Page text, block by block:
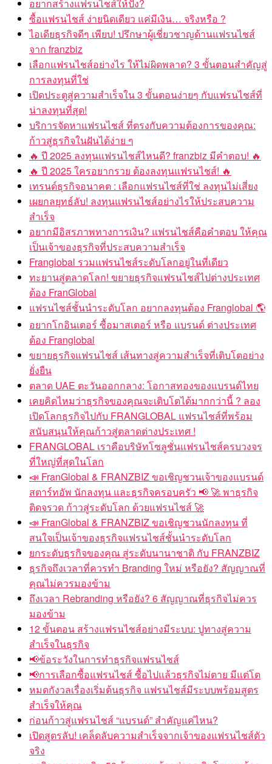
อยากสร้างแฟรนไชส์ให้ปัง?
ซื้อแฟรนไชส์ ง่ายนิดเดียว แค่มีเงิน… จริงหรือ ?
ไอเดียธุรกิจดีๆ เพียบ! ปรึกษาผู้เชี่ยวชาญด้านแฟรนไชส์
จาก franzbiz
เลือกแฟรนไชส์อย่างไร ให้ไม่ผิดพลาด? 3 ขั้นตอนสำคัญสู่
การลงทุนที่ใช่
เปิดประตูสู่ความสำเร็จใน 3 ขั้นตอนง่ายๆ กับแฟรนไชส์ที่
น่าลงทุนที่สุด!
บริการจัดหาแฟรนไชส์ ที่ตรงกับความต้องการของคุณ:
ก้าวสู่ธุรกิจในฝันได้ง่าย ๆ
🔥 ปี 2025 ลงทุนแฟรนไชส์ไหนดี? franzbiz มีคำตอบ! 🔥
🔥 ปี 2025 ใครอยากรวย ต้องลงทุนแฟรนไชส์! 🔥
เทรนด์ธุรกิจอนาคต : เลือกแฟรนไชส์ที่ใช่ ลงทุนไม่เสี่ยง
เผยกลยุทธ์ลับ! ลงทุนแฟรนไชส์อย่างไรให้ประสบความ
สำเร็จ
อยากมีอิสรภาพทางการเงิน? แฟรนไชส์คือคำตอบ ให้คุณ
เป็นเจ้าของธุรกิจที่ประสบความสำเร็จ
Franglobal รวมแฟรนไชส์ระดับโลกอยู่ในที่เดียว
ทะยานสู่ตลาดโลก! ขยายธุรกิจแฟรนไชส์ไปต่างประเทศ
ต้อง FranGlobal
แฟรนไชส์ชั้นนำระดับโลก อยากลงทุนต้อง Franglobal 🌎
อยากโกอินเตอร์ ซื้อมาสเตอร์ หรือ แบรนด์ ต่างประเทศ
ต้อง Franglobal
ขยายธุรกิจแฟรนไชส์ เส้นทางสู่ความสำเร็จที่เติบโตอย่าง
ยั่งยืน
ตลาด UAE ตะวันออกกลาง: โอกาสทองของแบรนด์ไทย
เคยคิดไหมว่าธุรกิจของคุณจะเติบโตได้มากกว่านี้ ? ลอง
เปิดโลกธุรกิจไปกับ FRANGLOBAL แฟรนไชส์ที่พร้อม
สนับสนุนให้คุณก้าวสู่ตลาดต่างประเทศ !
FRANGLOBAL เราคือบริษัทโซลูชั่นแฟรนไชส์ครบวงจร
ที่ใหญ่ที่สุดในโลก
📣 FranGlobal & FRANZBIZ ขอเชิญชวนเจ้าของแบรนด์
สตาร์ทอัพ นักลงทุน และธุรกิจครอบครัว 📢 🚀 พาธุรกิจ
ติดจรวด ก้าวสู่ระดับโลก ด้วยแฟรนไชส์ 🚀
📣 FranGlobal & FRANZBIZ ขอเชิญชวนนักลงทุน ที่
สนใจเป็นเจ้าของธุรกิจแฟรนไชส์ชั้นนำระดับโลก
ยกระดับธุรกิจของคุณ สู่ระดับนานาชาติ กับ FRANZBIZ
ธุรกิจถึงเวลาที่ควรทำ Branding ใหม่ หรือยัง? สัญญาณที่
คุณไม่ควรมองข้าม
ถึงเวลา Rebranding หรือยัง? 6 สัญญาณที่ธุรกิจไม่ควร
มองข้าม
12 ขั้นตอน สร้างแฟรนไชส์อย่างมีระบบ: ปูทางสู่ความ
สำเร็จในธุรกิจ
📢ข้อระวังในการทำธุรกิจแฟรนไชส์
📢การเลือกซื้อแฟรนไชส์ ซื้อไปแล้วธุรกิจไม่ตาย มีแต่โต
หมดกังวลเรื่องเริ่มต้นธุรกิจ แฟรนไชส์มีระบบพร้อมสูตร
สำเร็จให้คุณ
ก่อนก้าวสู่แฟรนไชส์ “แบรนด์” สำคัญแค่ไหน?
เปิดสูตรลับ! เคล็ดลับความสำเร็จจากเจ้าของแฟรนไชส์ตัว
จริง